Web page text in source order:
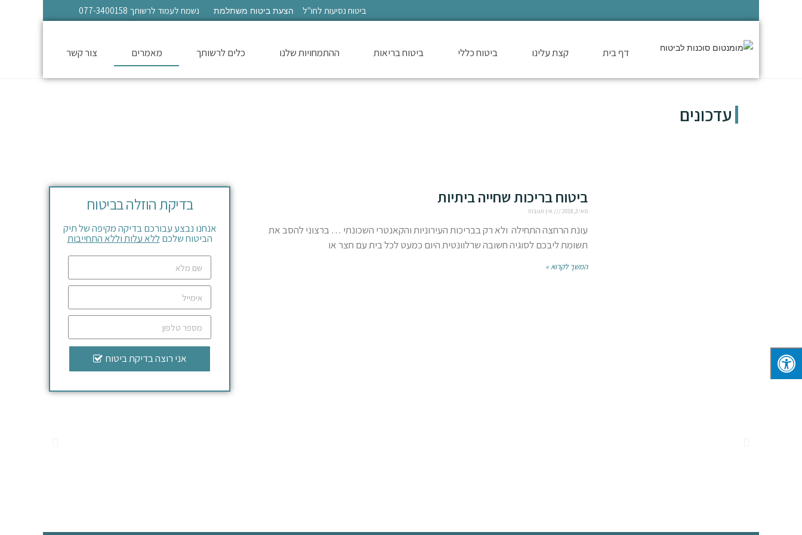
ביטוח נסיעות לחו"ל הצעת ביטוח משתלמת נשמח לעמוד לרשותך 077-3400158
דף בית קצת עלינו ביטוח כללי ביטוח בריאות ההתמחויות שלנו כלים לרשותך מאמרים צור קשר
עדכונים
ביטוח בריכות שחייה ביתיות
מאי 3, 2018 אין תגובות
עונת הרחצה התחילה ולא רק בבריכות העירוניות והקאנטרי השכונתי … ברצוני להסב את
תשומת ליבכם לסוגיה חשובה שרלוונטית היום כמעט לכל בית עם חצר או
המשך לקרוא »
בדיקת הוזלה בביטוח
אנחנו נבצע עבורכם בדיקה מקיפה של תיק
הביטוח שלכםללא עלות וללא התחייבות
אני רוצה בדיקת ביטוח